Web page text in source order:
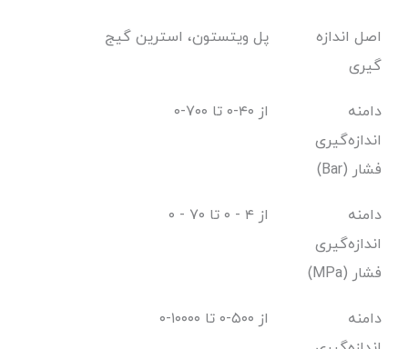
اصل اندازه
گیری
پل ویتستون، استرین گیج
دامنه
اندازه‌گیری
فشار (Bar)
از ۴۰-۰ تا ۷۰۰-۰
دامنه
اندازه‌گیری
فشار (MPa)
از ۴ - ۰ تا ۷۰ - ۰
دامنه
از ۵۰۰-۰ تا ۱۰۰۰۰-۰